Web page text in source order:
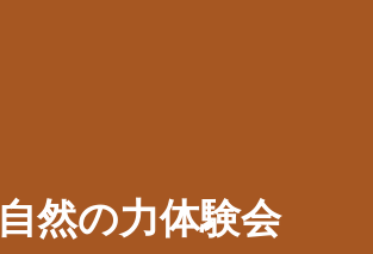
自然の力体験会